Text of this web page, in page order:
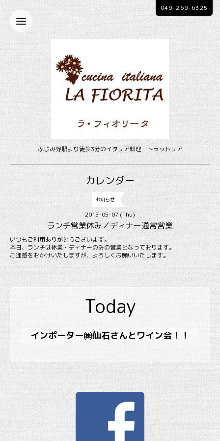
ふじみ野駅より徒歩3分のイタリア料理 トラットリア
049-269-6325
カレンダー
お知らせ
2015-05-07 (Thu)
ランチ営業休み／ディナー通常営業
いつもご利用ありがとうございます。
本日、ランチは休業・ディナーのみの営業となっております。
ご迷惑をおかけいたしますが、よろしくお願いいたします。
Today
インポーター㈱仙石さんとワイン会！！